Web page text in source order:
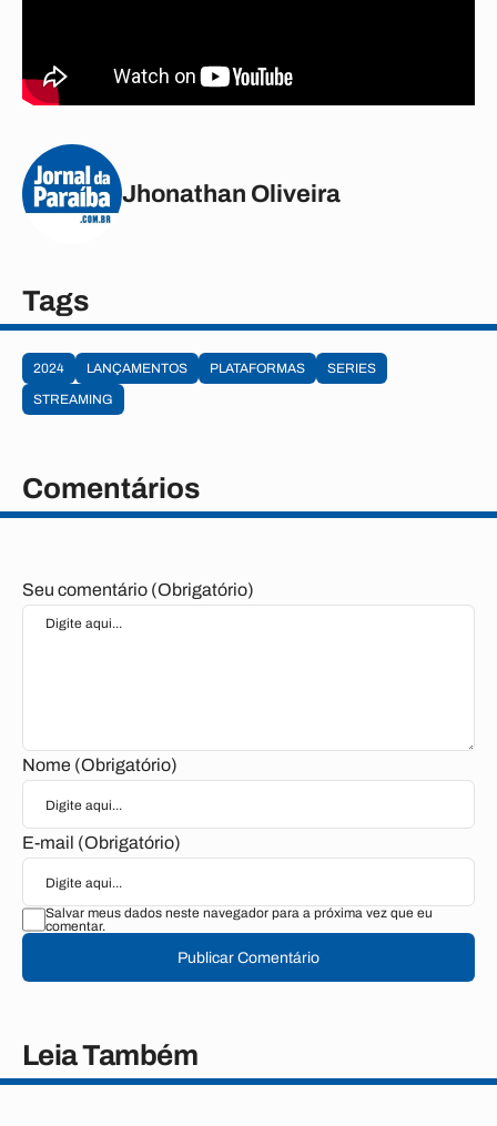
Jhonathan Oliveira
Tags
2024 LANÇAMENTOS PLATAFORMAS
SERIES
STREAMING
Comentários
Seu comentário (Obrigatório)
Nome (Obrigatório)
E-mail (Obrigatório)
Salvar meus dados neste navegador para a próxima vez que eu
comentar.
Publicar Comentário
Leia Também